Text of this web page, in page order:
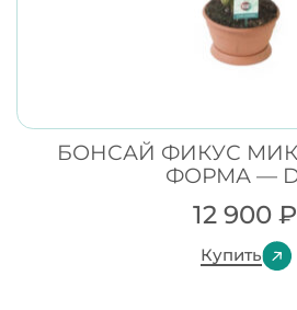
БОНСАЙ ФИКУС
ФОРМА —
12 900 ₽
Купить